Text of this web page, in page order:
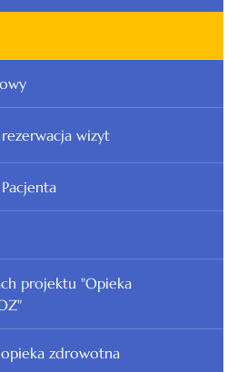
wizyt
projektu "Opieka
zdrowotna